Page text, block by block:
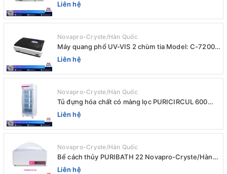
Liên hệ
Novapro-Cryste/Hàn Quốc
Máy quang phổ UV-VIS 2 chùm tia Model: C-7200 /
Peak
Liên hệ
Novapro-Cryste/Hàn Quốc
Tủ đựng hóa chất có màng lọc PURICIRCUL 600
AIRTIGHT Novapro-Cryste/Hàn Quốc
Liên hệ
Novapro-Cryste/Hàn Quốc
Bể cách thủy PURIBATH 22 Novapro-Cryste/Hàn
Quốc
Liên hệ